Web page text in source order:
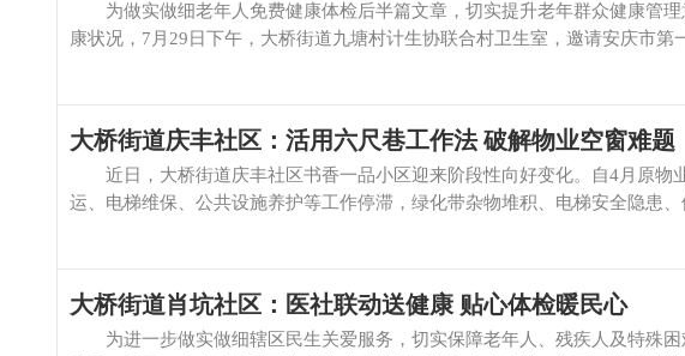
为做实做细老年人免费健康体检后半篇文章，切实提升老年群众健康管理
康状况，7月29日下午，大桥街道九塘村计生协联合村卫生室，邀请安庆市第
大桥街道庆丰社区：活用六尺巷工作法 破解物业空窗难题
近日，大桥街道庆丰社区书香一品小区迎来阶段性向好变化。自4月原物
运、电梯维保、公共设施养护等工作停滞，绿化带杂物堆积、电梯安全隐患
大桥街道肖坑社区：医社联动送健康 贴心体检暖民心
为进一步做实做细辖区民生关爱服务，切实保障老年人、残疾人及特殊困